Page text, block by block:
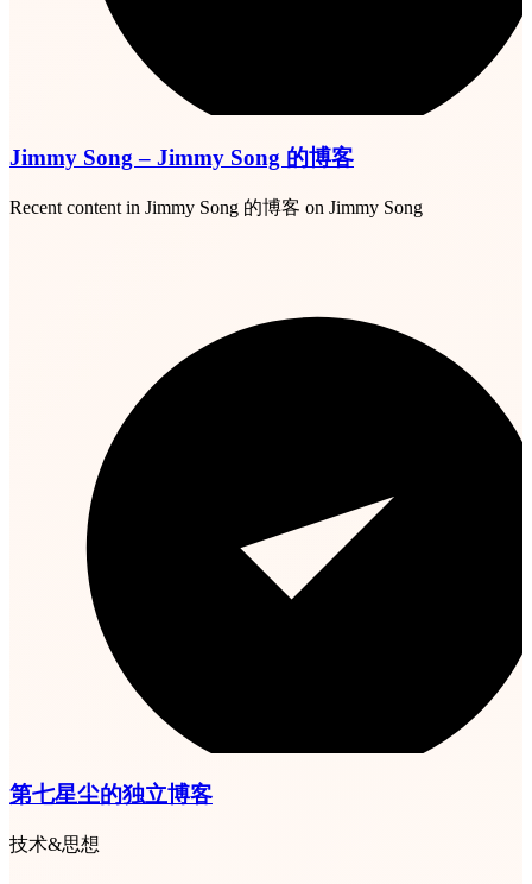
Jimmy Song – Jimmy Song 的博客
Recent content in Jimmy Song 的博客 on Jimmy Song
第七星尘的独立博客
技术&思想